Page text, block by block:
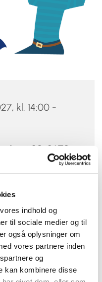
indhold og
til sociale medier og til
også oplysninger om
vores partnere inden
og
kan kombinere disse
kl. 14:00 -
20, 2670
at synge? Så kom
Sogns Børnekor!
13.35, og hygger og